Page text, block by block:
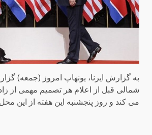
به گزارش ایرنا، یونهاپ امروز (جمعه)
شمالی قبل از اعلام هر تصمیم مهمی از
می کند و روز پنجشنبه این هفته از این